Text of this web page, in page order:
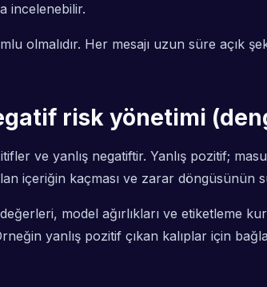
incelenebilir.
olmalıdır. Her mesajı uzun süre
risk yönetimi
ve yanlış negatiftir. Yanlış pozitif;
içeriğin kaçması ve zarar döngüsünün
model ağırlıkları ve etiketleme
yanlış pozitif çıkan kalıplar için